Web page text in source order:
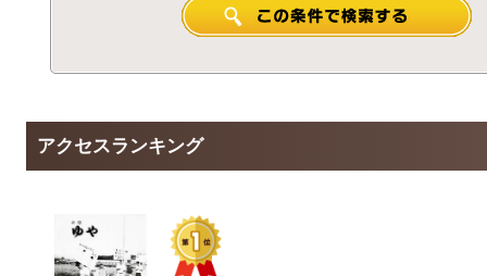
アクセスランキング